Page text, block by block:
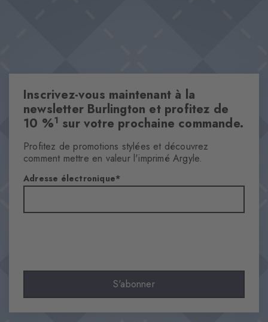
Genre
Hommes
Afleurs
Transparence
Opaque
Mollet
Confort
ultra-doux
Inscrivez-vous maintenant à la
newsletter Burlington et profitez de
10 %1 sur votre prochaine commande.
Profitez de promotions stylées et découvrez
comment mettre en valeur l'imprimé Argyle.
Adresse électronique
S'abonner